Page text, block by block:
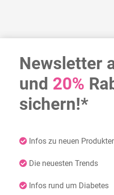
Newsletter
und 20%
sichern!*
Infos zu neuen
Die neuesten Trends
Infos rund um Diabetes